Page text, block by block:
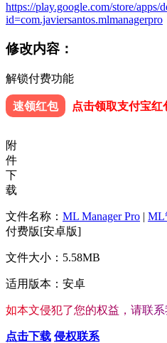
https://play.google.com/store/apps/
id=com.javiersantos.mlmanagerpro
修改内容：
解锁付费功能
速领红包 点击领取支付宝红
附
件
下
载
文件名称： ML Manager Pro | ML
付费版[安卓版]
文件大小：5.58MB
适用版本：安卓
如本文侵犯了您的权益 ， 请联系
点击下载 侵权联系